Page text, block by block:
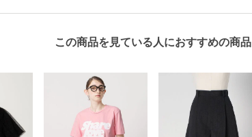
この商品を見ている人におすすめの商品